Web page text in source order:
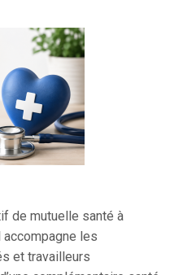
de mutuelle santé à
accompagne les
et travailleurs